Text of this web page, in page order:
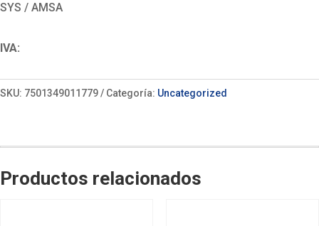
SYS / AMSA
IVA:
SKU: 7501349011779 Categoría: Uncategorized
Productos relacionados